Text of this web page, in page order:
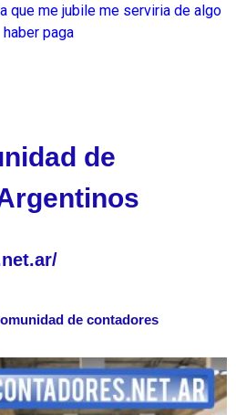
que me jubile me serviria de algo
haber paga
de
de contadores